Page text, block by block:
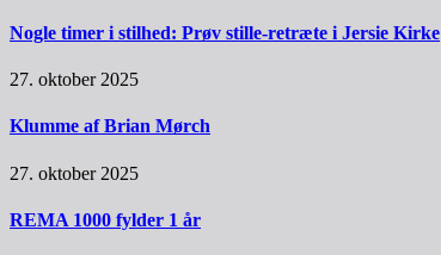
Nogle timer i stilhed: Prøv stille-retræte i Jersie Kirke
27. oktober 2025
Klumme af Brian Mørch
27. oktober 2025
REMA 1000 fylder 1 år